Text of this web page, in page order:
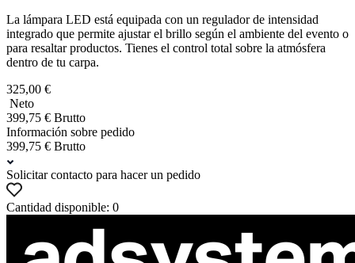
La lámpara LED está equipada con un regulador de intensidad
integrado que permite ajustar el brillo según el ambiente del evento o
para resaltar productos. Tienes el control total sobre la atmósfera
dentro de tu carpa.
325,00 €
Neto
399,75 € Brutto
Información sobre pedido
399,75 € Brutto
Solicitar contacto para hacer un pedido
Cantidad disponible: 0